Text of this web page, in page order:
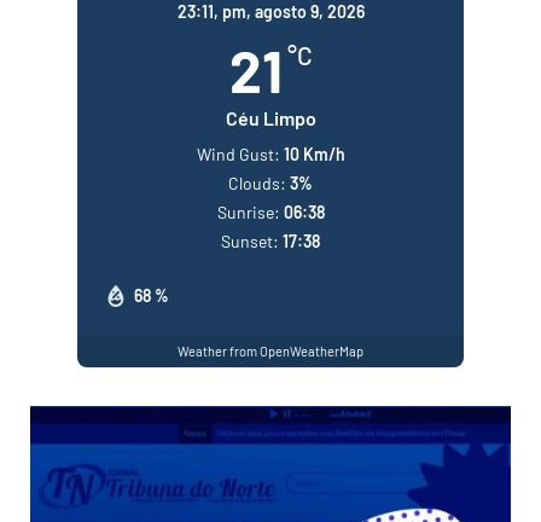
23:11, pm, agosto 9, 2026
21 °C
Céu Limpo
68 %
Wind Gust: 10 Km/h
Clouds: 3%
Sunrise: 06:38
Sunset: 17:38
Weather from OpenWeatherMap